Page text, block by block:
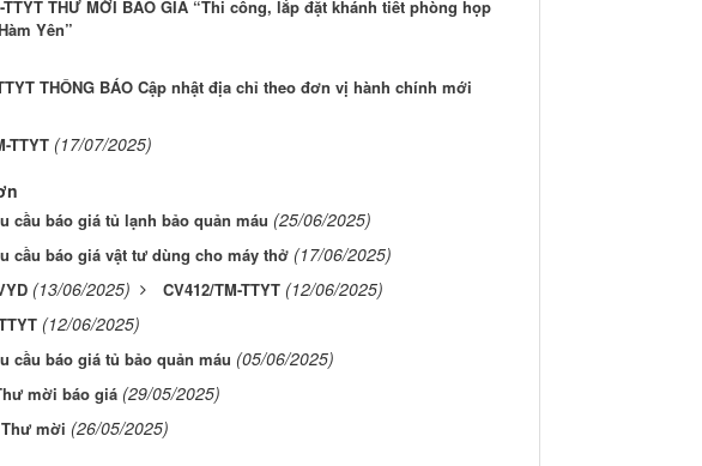
TTYT THƯ MỜI BÁO GIÁ “Thi công, lắp đặt khánh tiết phòng họp
Yên”
THÔNG BÁO Cập nhật địa chỉ theo đơn vị hành chính mới
TTYT (17/07/2025)
cầu báo giá tủ lạnh bảo quản máu (25/06/2025)
cầu báo giá vật tư dùng cho máy thở (17/06/2025)
(13/06/2025) CV412/TM-TTYT (12/06/2025)
(12/06/2025)
cầu báo giá tủ bảo quản máu (05/06/2025)
mời báo giá (29/05/2025)
Thư mời (26/05/2025)